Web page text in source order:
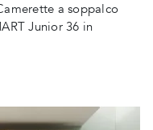
a soppalco
Junior 36 in